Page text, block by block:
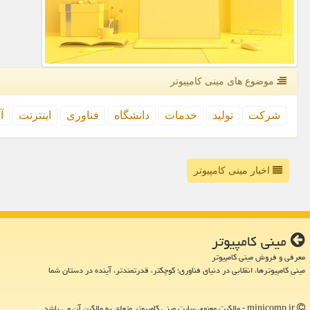
موضوع های مینی كامپیوتر
شركت تولید خدمات دانشگاه فناوری اینترنت
اخبار مینی کامپیوتر
مینی كامپیوتر
معرفی و فروش مینی کامپیوتر
مینی کامپیوترها، انقلابی در دنیای فناوری؛ کوچکتر، قدرتمندتر، آینده در دستان شما